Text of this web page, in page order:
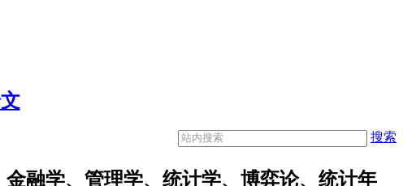
搜索
融学、管理学、统计学、博弈论、统计年